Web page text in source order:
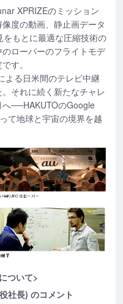
XPRIZEのミッション
度の動画、静止画データ
もとに最適な圧縮技術の
ローバーのフライトモデ
す。
よる日米間のテレビ中継
それに続く新たなチャレ
へ──HAKUTOのGoogle
て地球と宇宙の境界を越
ついて>
社長) のコメント